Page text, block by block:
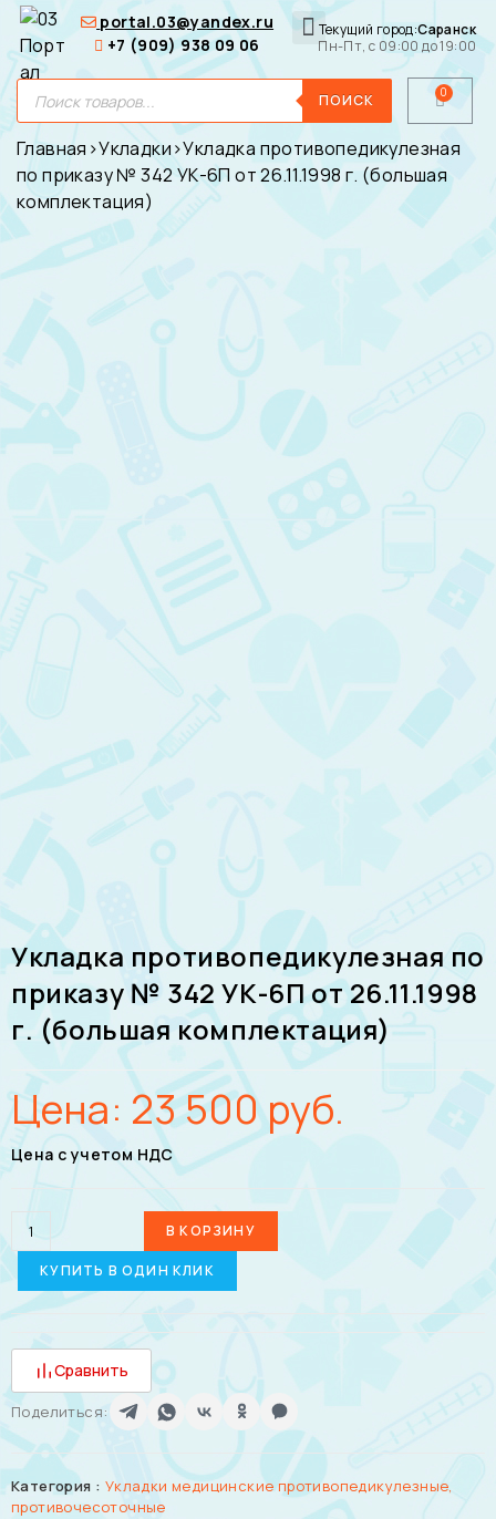
Текущий город:Саранск
Пн-Пт, с 09:00 до 19:00
portal.03@yandex.ru
+7 (909) 938 09 06
ПОИСК
Главная ›Укладки›Укладка противопедикулезная
по приказу № 342 УК-6П от 26.11.1998 г. (большая
комплектация)
Укладка противопедикулезная по
приказу № 342 УК-6П от 26.11.1998
г. (большая комплектация)
Цена: 23 500руб.
Цена с учетом НДС
В КОРЗИНУ
КУПИТЬ В ОДИН КЛИК
Сравнить
Поделиться:
Категория : Укладки медицинские противопедикулезные,
противочесоточные